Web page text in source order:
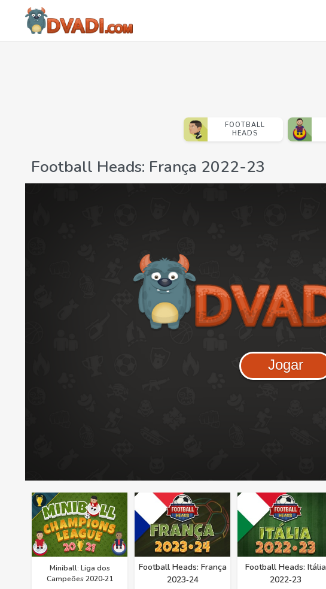
FOOTBALL
HEADS
Football Heads: França 2022-23
Jogar
Miniball: Liga dos
Campeões 2020‑21
Football Heads: França
2023‑24
Football Heads: Itália
2022‑23